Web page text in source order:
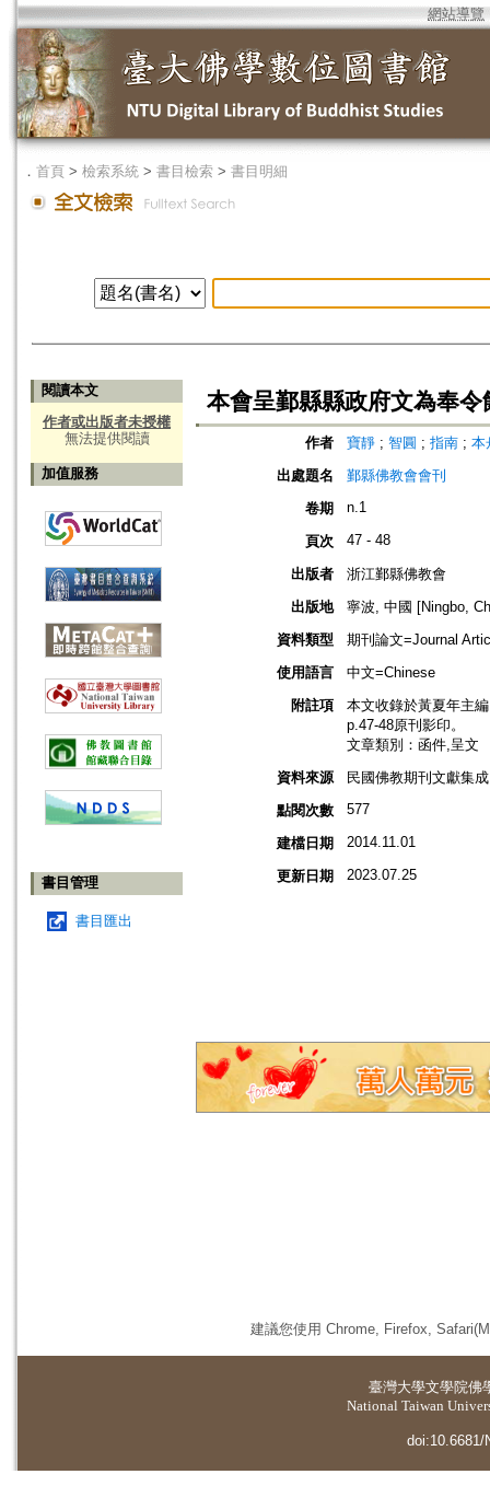
網站導覽
． 首頁 > 檢索系統 > 書目檢索 > 書目明細
閱讀本文
作者或出版者未授權
無法提供閱讀
加值服務
書目管理
書目匯出
本會呈鄞縣縣政府文為奉
作者 寶靜 ; 智圓 ; 指南 ; 本
出處題名
鄞縣佛教會會刊
卷期
n.1
頁次 47 - 48
出版者
浙江鄞縣佛教會
出版地
寧波, 中國 [Ningbo,
資料類型
期刊論文=Journal
使用語言
中文=Chinese
附註項
本文收錄於黃夏年主
p.47-48原刊影印。
文章類別：函件,呈文
資料來源
民國佛教期刊文獻集
點閱次數
577
建檔日期 2014.11.01
更新日期 2023.07.25
建議您使用 Chrome, Firefox,
臺灣大學文學院佛
National Taiwan
doi:10.6681/